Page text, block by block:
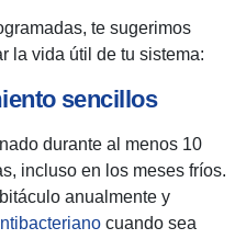
te sugerimos
la vida útil de tu sistema:
sencillos
durante al menos 10
incluso en los meses fríos.
anualmente y
cuando sea